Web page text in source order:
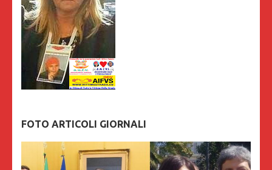
FOTO ARTICOLI GIORNALI